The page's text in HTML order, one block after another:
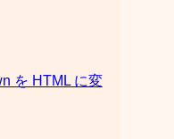
を HTML に変